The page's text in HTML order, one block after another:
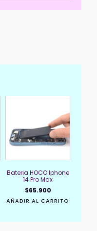
Bateria HOCO Iphone
14 Pro Max
$65.900
AÑADIR AL CARRITO